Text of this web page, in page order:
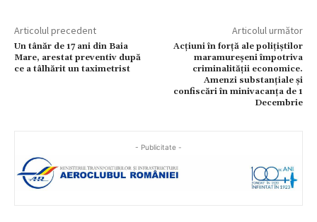
Articolul precedent
Un tânăr de 17 ani din Baia
Mare, arestat preventiv după
ce a tâlhărit un taximetrist
Articolul următor
Acțiuni în forță ale polițiștilor
maramureșeni împotriva
criminalității economice.
Amenzi substanțiale și
confiscări în minivacanța de 1
Decembrie
- Publicitate -